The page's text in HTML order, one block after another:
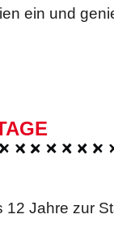
ein und
12 Jahre zur